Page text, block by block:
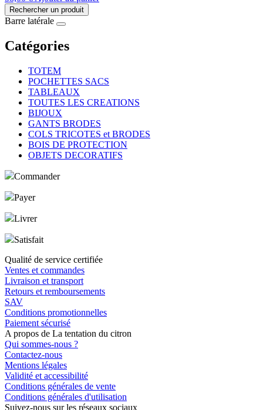
Rechercher un produit
Barre latérale
Catégories
TOTEM
POCHETTES SACS
TABLEAUX
TOUTES LES CREATIONS
BIJOUX
GANTS BRODES
COLS TRICOTES et BRODES
BOIS DE PROTECTION
OBJETS DECORATIFS
Commander
Payer
Livrer
Satisfait
Qualité de service certifiée
Ventes et commandes
Livraison et transport
Retours et remboursements
SAV
Conditions promotionnelles
Paiement sécurisé
A propos de La tentation du citron
Qui sommes-nous ?
Contactez-nous
Mentions légales
Validité et accessibilité
Conditions générales de vente
Conditions générales d'utilisation
Suivez-nous sur les réseaux sociaux